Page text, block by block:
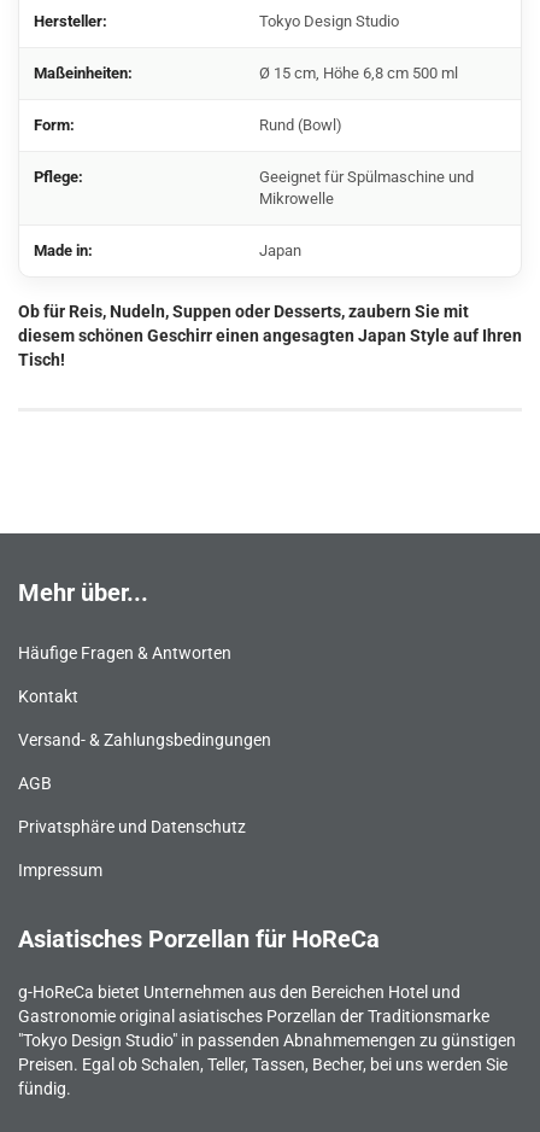
Hersteller: Tokyo Design Studio
Maßeinheiten: Ø 15 cm, Höhe 6,8 cm 500 ml
Form: Rund (Bowl)
Pflege:
Geeignet für Spülmaschine und
Mikrowelle
Made in: Japan
Ob für Reis, Nudeln, Suppen oder Desserts, zaubern Sie mit
diesem schönen Geschirr einen angesagten Japan Style auf Ihren
Tisch!
Mehr über...
Häufige Fragen & Antworten
Kontakt
Versand- & Zahlungsbedingungen
AGB
Privatsphäre und Datenschutz
Impressum
Asiatisches Porzellan für HoReCa
g-HoReCa bietet Unternehmen aus den Bereichen Hotel und
Gastronomie original asiatisches Porzellan der Traditionsmarke
"Tokyo Design Studio" in passenden Abnahmemengen zu günstigen
Preisen. Egal ob Schalen, Teller, Tassen, Becher, bei uns werden Sie
fündig.